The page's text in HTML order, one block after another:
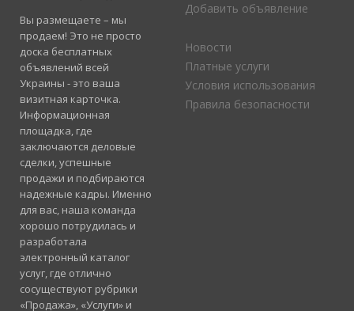
Вы размещаете – мы
продаем! Это не просто
доска бесплатных
объявлений всей
Украины - это ваша
визитная карточка.
Информационная
площадка, где
заключаются деловые
сделки, успешные
продажи и подбираются
надежные кадры. Именно
для вас, наша команда
хорошо потрудилась и
разработала
электронный каталог
услуг, где отлично
сосуществуют рубрики
«Продажа», «Услуги» и
Добавить объявление
Новости
Платные услуги
Условия использования
Правила безопасности